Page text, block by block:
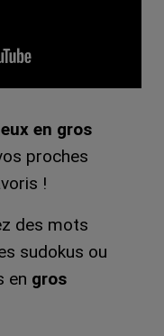
en gros
proches
!
des mots
sudokus ou
en gros